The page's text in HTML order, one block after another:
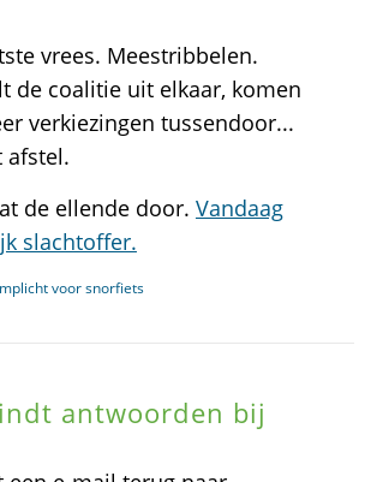
vrees. Meestribbelen.
de coalitie uit elkaar, komen
verkiezingen tussendoor...
afstel.
de ellende door. Vandaag
slachtoffer.
voor snorfiets
antwoorden bij